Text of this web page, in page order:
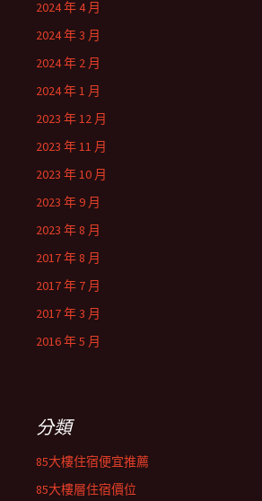
2024 年 4 月
2024 年 3 月
2024 年 2 月
2024 年 1 月
2023 年 12 月
2023 年 11 月
2023 年 10 月
2023 年 9 月
2023 年 8 月
2017 年 8 月
2017 年 7 月
2017 年 3 月
2016 年 5 月
分類
85大樓住宿便宜推薦
85大樓層住宿價位